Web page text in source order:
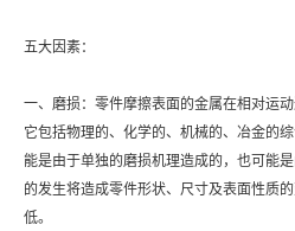
公司新闻
行业动态
联系我们
联系方式
在线留言
五大因素：
一、磨损：零件摩擦表面的金属在相对运
它包括物理的、化学的、机械的、冶金的
能是由于单独的磨损机理造成的，也可能
的发生将造成零件形状、尺寸及表面性质
低。